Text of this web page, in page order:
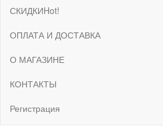
СКИДКИHot!
ОПЛАТА И ДОСТАВКА
О МАГАЗИНЕ
КОНТАКТЫ
Регистрация